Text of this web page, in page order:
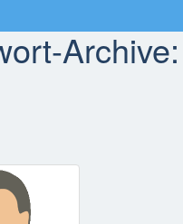
Archive: